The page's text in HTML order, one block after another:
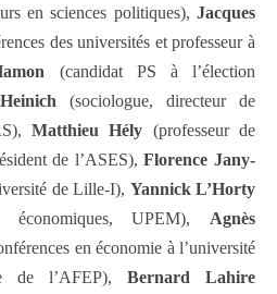
en sciences politiques), Jacques
des universités et professeur à
(candidat PS à l’élection
(sociologue, directeur de
Matthieu Hély (professeur de
de l’ASES),Florence Jany-
de Lille-I), Yannick L’Horty
économiques, UPEM), Agnès
en économie à l’université
de l’AFEP), Bernard Lahire